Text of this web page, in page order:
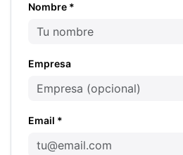
Nombre *
Empresa
Email *